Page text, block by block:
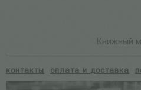
Книжный
контакты оплата и доставка